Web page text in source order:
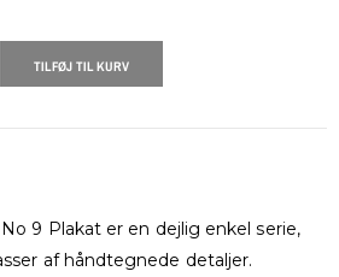
TILFØJ TIL KURV
9 Plakat er en dejlig enkel serie,
af håndtegnede detaljer.